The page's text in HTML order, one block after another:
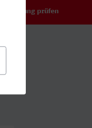
Verbindung prüfen